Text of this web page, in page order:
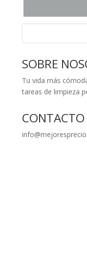
SOBRE
Tu vida más
tareas de limpieza
CONTACTO